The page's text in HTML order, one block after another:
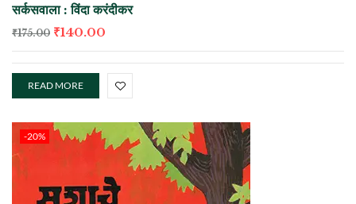
सर्कसवाला : विंदा करंदीकर
₹175.00 ₹140.00
READ MORE
-20%